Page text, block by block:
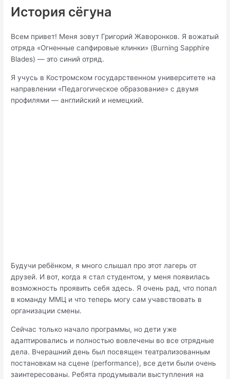
История сёгуна
Всем привет! Меня зовут Григорий Жаворонков. Я вожатый
отряда «Огненные сапфировые клинки» (Burning Sapphire
Blades) — это синий отряд.
Я учусь в Костромском государственном университете на
направлении «Педагогическое образование» с двумя
профилями — английский и немецкий.
Будучи ребёнком, я много слышал про этот лагерь от
друзей. И вот, когда я стал студентом, у меня появилась
возможность проявить себя здесь. Я очень рад, что попал
в команду ММЦ и что теперь могу сам учавствовать в
организации смены.
Сейчас только начало программы, но дети уже
адаптировались и полностью вовлечены во все отрядные
дела. Вчерашний день был посвящен театрализованным
постановкам на сцене (performance), все дети были очень
заинтересованы. Ребята продумывали выступления на